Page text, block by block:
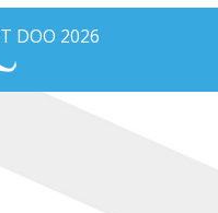
DOO 2026